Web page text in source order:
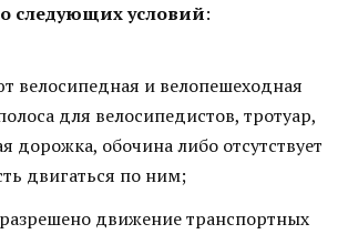
следующих условий:
велосипедная и велопешеходная
для велосипедистов, тротуар,
дорожка, обочина либо отсутствует
двигаться по ним;
движение транспортных